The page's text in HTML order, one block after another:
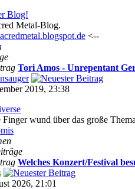
Blog!
Metal-Blog.
<--
Tori Amos - Unrepentant
2019, 23:38
Finger wund über das große
Welches Konzert/Festival
2026, 21:01